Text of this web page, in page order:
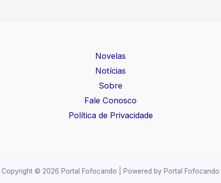
Novelas
Notícias
Sobre
Fale Conosco
Política de Privacidade
Copyright © 2026 Portal Fofocando | Powered by Portal Fofocando